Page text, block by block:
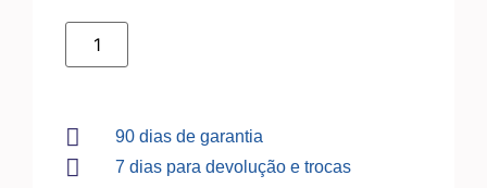
90 dias de garantia
7 dias para devolução e trocas